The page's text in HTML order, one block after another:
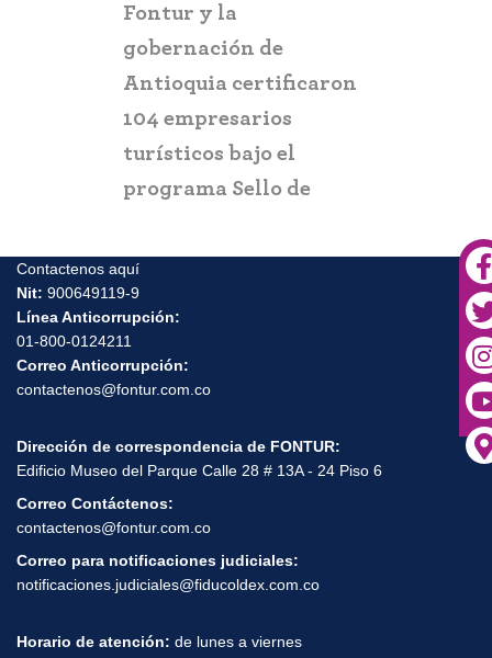
Fontur y la
gobernación de
Antioquia certificaron
104 empresarios
turísticos bajo el
programa Sello de
Certificado”
Contactenos aquí
Nit: 900649119-9
Línea Anticorrupción:
01-800-0124211
Correo Anticorrupción:
contactenos@fontur.com.co
Dirección de correspondencia de FONTUR:
Edificio Museo del Parque Calle 28 # 13A - 24 Piso 6
Correo Contáctenos:
contactenos@fontur.com.co
Correo para notificaciones judiciales:
notificaciones.judiciales@fiducoldex.com.co
Horario de atención: de lunes a viernes